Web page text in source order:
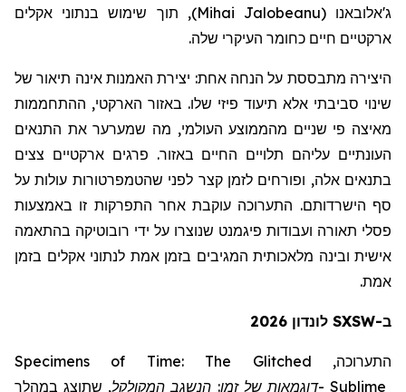
ג'אלובאנו (
Mihai Jalobeanu
), תוך שימוש בנתוני אקלים
ארקטיים חיים כחומר העיקרי שלה.
היצירה מתבססת על הנחה אחת: יצירת האמנות אינה תיאור של
שינוי סביבתי אלא תיעוד פיזי שלו. באזור הארקטי, ההתחממות
מאיצה פי שניים מהממוצע העולמי, מה שמערער את התנאים
העונתיים עליהם תלויים החיים באזור. פרגים ארקטיים צצים
בתנאים אלה, ופורחים לזמן קצר לפני שהטמפרטורות עולות על
סף הישרדותם. התערוכה עוקבת אחר התפרקות זו באמצעות
פסלי תאורה ועבודות פיגמנט שנוצרו על ידי רובוטיקה בהתאמה
אישית ובינה מלאכותית המגיבים בזמן אמת לנתוני אקלים בזמן
אמת.
ב-SXSW לונדון 2026
התערוכה, Specimens of Time: The Glitched
Sublime
-דוגמאות של זמן: הנשגב המקולקל, שתוצג במהלך